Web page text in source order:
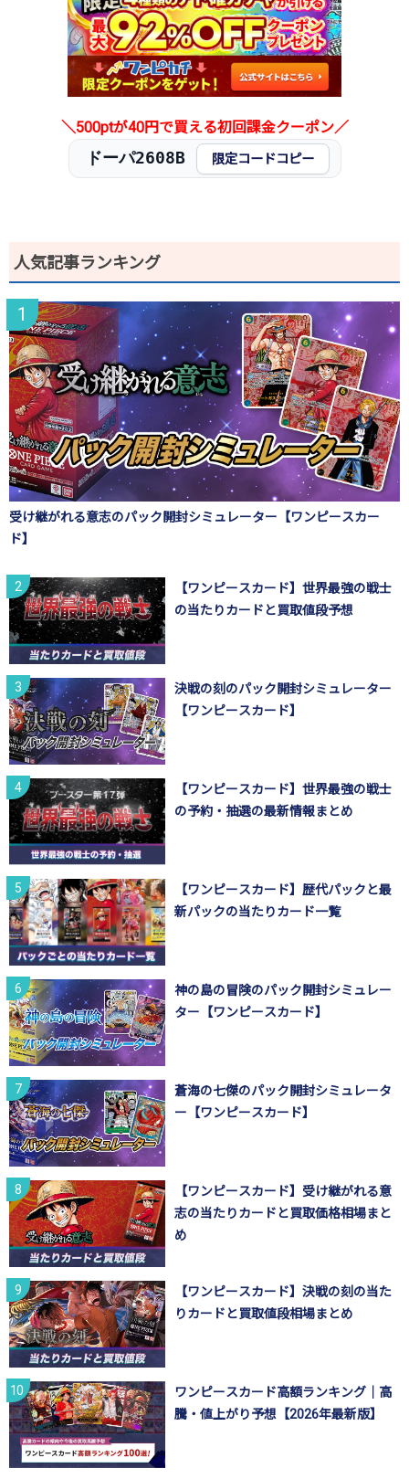
2025.12.15
50円 280円
2025.12.5
50円 280円
2025.11.25
50円 280円
2025.11.15
50円 280円
2025.10.25
50円 280円
100円 1,280円 1,200～1,400円
＼500ptが40円で買える初回課金クーポン／
ドーパ2608B 限定コードコピー
人気記事ランキング
受け継がれる意志のパック開封シミュレーター【ワンピースカー
ド】
【ワンピースカード】世界最強の戦士
の当たりカードと買取値段予想
決戦の刻のパック開封シミュレーター
【ワンピースカード】
【ワンピースカード】世界最強の戦士
の予約・抽選の最新情報まとめ
【ワンピースカード】歴代パックと最
新パックの当たりカード一覧
神の島の冒険のパック開封シミュレー
ター【ワンピースカード】
蒼海の七傑のパック開封シミュレータ
ー【ワンピースカード】
【ワンピースカード】受け継がれる意
志の当たりカードと買取価格相場まと
め
【ワンピースカード】決戦の刻の当た
りカードと買取値段相場まとめ
ワンピースカード高額ランキング｜高
騰・値上がり予想【2026年最新版】